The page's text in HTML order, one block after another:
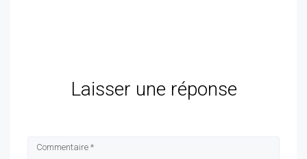
Laisser une réponse